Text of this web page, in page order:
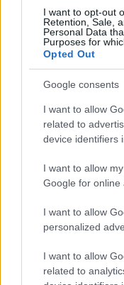
I want to opt-out
Retention, Sale,
Personal Data
Purposes for
Opted Out
Google consents
I want to allow
related to
device identifiers
I want to allow
Google for online
I want to allow
personalized
I want to allow
related to
prendere un
o al cinema”.
Insomma: “Sui
pressione
l’accesso alle
parte, la quasi
hanno aderito. E’
è refrattaria. E
scusate
le palle”. Detto
così saranno
Alla faccia della